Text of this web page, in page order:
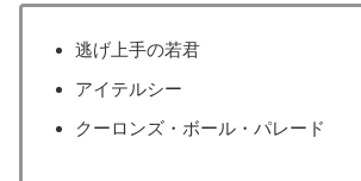
逃げ上手の若君
アイテルシー
クーロンズ・ボール・パレード